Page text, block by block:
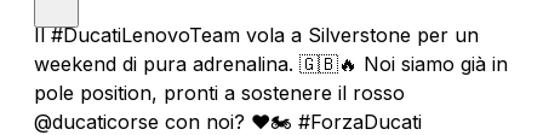
Il #DucatiLenovoTeam vola a Silverstone per un
weekend di pura adrenalina. 🇬🇧🔥 Noi siamo già in
pole position, pronti a sostenere il rosso
@ducaticorse con noi? ❤️🏍️ #ForzaDucati